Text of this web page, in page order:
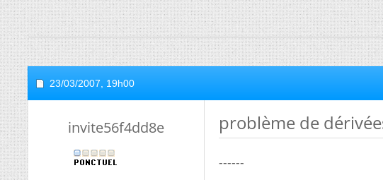
23/03/2007, 19h00
invite56f4dd8e problème de
------